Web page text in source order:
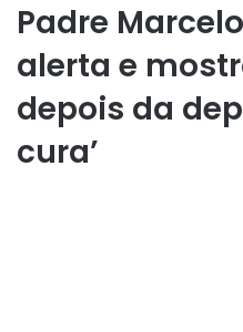
Padre
alerta e
depois da
cura’